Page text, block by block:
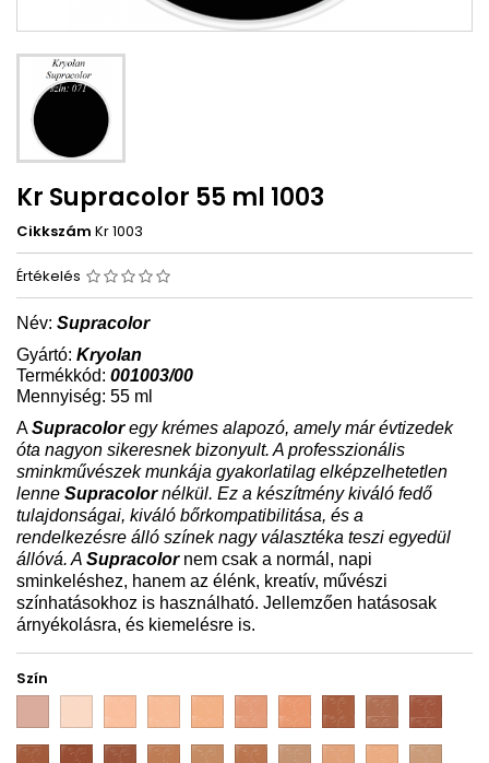
Kr Supracolor 55 ml 1003
Cikkszám Kr 1003
Értékelés
Név: Supracolor
Gyártó: Kryolan
Termékkód: 001003/00
Mennyiség: 55 ml
ASupracoloregy krémes alapozó, amely már évtizedek
óta nagyon sikeresnek bizonyult. A professzionális
sminkművészek munkája gyakorlatilag elképzelhetetlen
lenne Supracolornélkül. Ez a készítmény kiváló fedő
tulajdonságai, kiváló bőrkompatibilitása, és a
rendelkezésre álló színek nagy választéka teszi egyedül
állóvá. A Supracolornem csak a normál, napi
sminkeléshez, hanem az élénk, kreatív, művészi
színhatásokhoz is használható. Jellemzően hatásosak
árnyékolásra, és kiemelésre is.
Szín
2W 4W 5W 6W 7W 8W 9W
10W 11W 12W
FS
FS
FS
FS
FS
NB